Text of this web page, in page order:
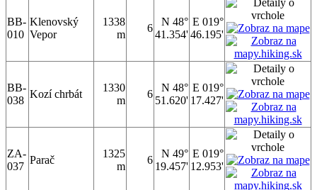
BB-
010
Klenovský
Vepor
1338
m
6
N 48°
41.354'
E 019°
46.195'
BB-
038
Kozí chrbát
1330
m
6
N 48°
51.620'
E 019°
17.427'
ZA-
037
Parač
1325
m
6
N 49°
19.457'
E 019°
12.953'